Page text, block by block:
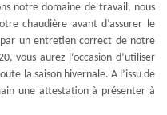
notre domaine de travail, nous
chaudière avant d’assurer le
un entretien correct de notre
vous aurez l’occasion d’utiliser
la saison hivernale. A l’issu de
une attestation à présenter à